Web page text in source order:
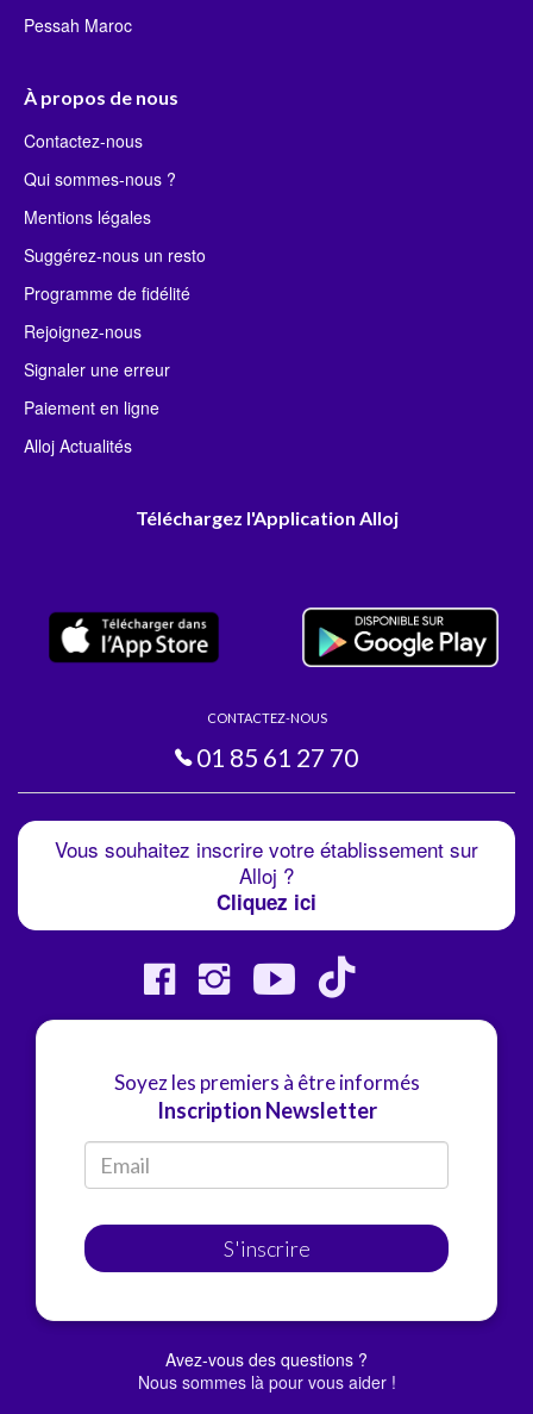
Pessah Maroc
À propos de nous
Contactez-nous
Qui sommes-nous ?
Mentions légales
Suggérez-nous un resto
Programme de fidélité
Rejoignez-nous
Signaler une erreur
Paiement en ligne
Alloj Actualités
Téléchargez l'Application Alloj
CONTACTEZ-NOUS
01 85 61 27 70
Vous souhaitez inscrire votre établissement sur
Alloj ?
Cliquez ici
Soyez les premiers à être informés
Inscription Newsletter
S'inscrire
Avez-vous des questions ?
Nous sommes là pour vous aider !